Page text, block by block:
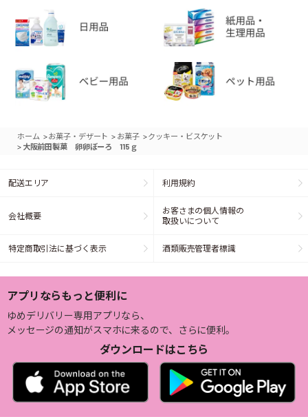
ホーム >お菓子・デザート > お菓子 >クッキー・ビスケット
> 大阪前田製菓 卵卵ぼーろ 115ｇ
配送エリア 利用規約
会社概要
お客さまの個人情報の
取扱いについて
特定商取引法に基づく表示 酒類販売管理者標識
アプリならもっと便利に
ゆめデリバリー専用アプリなら、
メッセージの通知がスマホに来るので、さらに便利。
ダウンロードはこちら